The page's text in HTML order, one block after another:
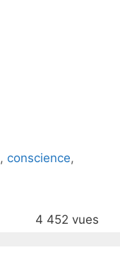
, conscience,
4 452 vues